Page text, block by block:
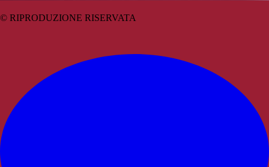
© RIPRODUZIONE RISERVATA